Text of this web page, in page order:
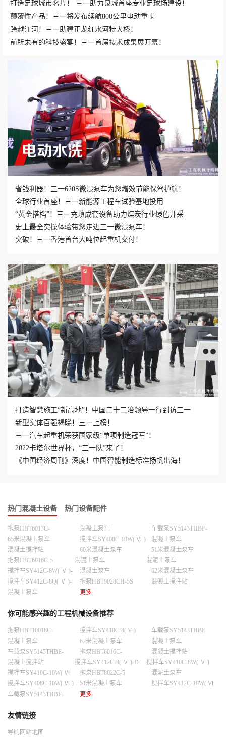
打造足球城市名片！ 三一助力泉城首座专业足球场建设！
颠覆性产品！三一将发布续航800公里电动重卡
跨越江河！三一助建正龙红水河特大桥！
前所未有的科技盛宴！三一首届技术成果展开幕！
省钱利器！三一620S微混泵车为您增效节能保驾护航！
全球行业首座！三一新能源工程车试验基地投用
“黄金搭档”！三一充填成套设备助力煤炭行业绿色开采
史上最全实操体验带您走进三一微混泵车！
突破！三一香港首台大吨位起重机交付！
打造智慧施工“新高地”！中国二十二冶领导一行到访三一
新型实体百强揭晓！三一上榜！
三一汽车起重机荣获国家级“单项制造冠军”！
2022卡塔尔世界杯，“三一队”来了！
《中国经济周刊》深度！中国智能制造标准扬帆出海！
热门混凝土设备 热门设备配件
拖泵HBT6013C-
5S（T3）
混凝土泵车
车载泵SY5143THBF-
10023C -10S
65米混凝土泵车 搅拌车SY408C-10W( Ⅵ )
混凝土泵车
混凝土搅拌站
HZS270C8HC8H
60米混凝土泵车
51米混凝土泵车
拖泵HBT6016C-5
混泥土泵车
混泥土泵车
搅拌车SY412C-8W( Ⅴ )-
D
混凝土泵车
62米混凝土泵车
搅拌车SY412C-8Q( Ⅴ )-
D
拖泵HBT9028CH-5S
混凝土搅拌站
混凝土泵车 更多
你可能感兴趣的工程机械设备推荐
拖泵HBT10018C-
5S（T3）
搅拌车SY410C-8( V )
车载泵SY5143THBE
-9025C-10S
混凝土泵车 62米混凝土泵车
混凝土泵车
车载泵SY5145THBE-
10023C-10S
拖泵HBT6016C-
5S（T3）
混凝土搅拌站
HZS300C8HC8H
混凝土搅拌站
HLS180H8H8
搅拌车SY412C-8( Ⅴ )-D
搅拌车SY410C-8W( Ⅴ )
搅拌车SY410C-10W( Ⅵ
)-G
拖泵HBT8022C-5
混泥土泵车
搅拌车SY408C-10W( Ⅵ )
51米混凝土泵车
搅拌车SY412C-10W( Ⅵ
车载泵SY5143THBF-
更多
友情链接
导购网站地图